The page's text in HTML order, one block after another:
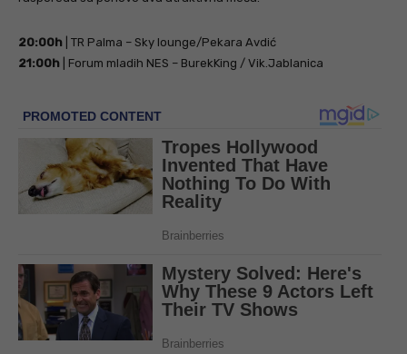
20:00h | TR Palma – Sky lounge/Pekara Avdić
21:00h | Forum mladih NES – BurekKing / Vik.Jablanica